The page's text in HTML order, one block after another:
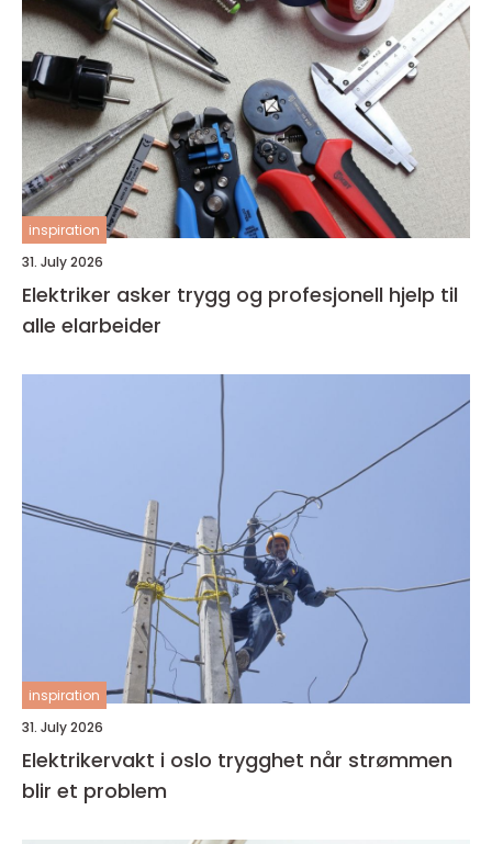
inspiration
31. July 2026
Elektriker asker trygg og profesjonell hjelp til
alle elarbeider
inspiration
31. July 2026
Elektrikervakt i oslo trygghet når strømmen
blir et problem